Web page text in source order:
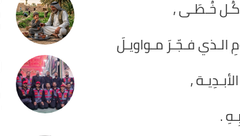
كُـل خُـطَـى ,
الـذي فـجّـرَ مـواويـلَ
,
.